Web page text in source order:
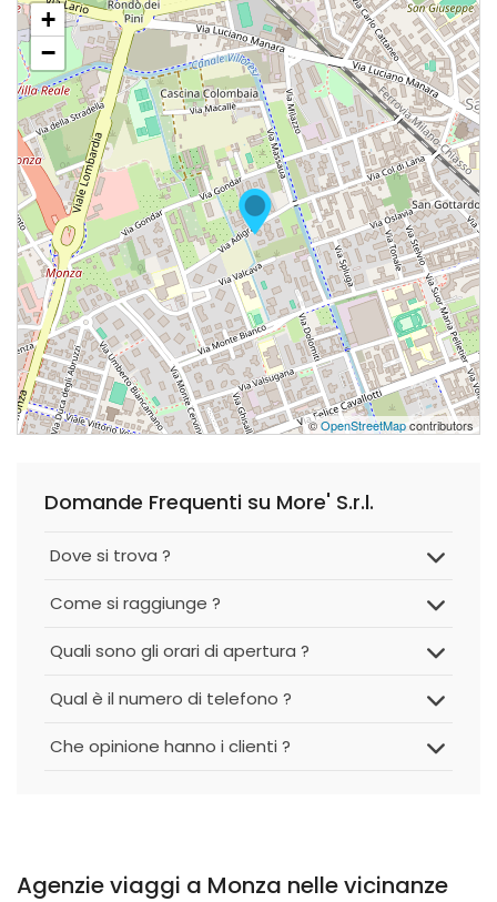
+
−
©OpenStreetMapcontributors
Domande Frequenti su More' S.r.l.
Dove si trova ?
Come si raggiunge ?
Quali sono gli orari di apertura ?
Qual è il numero di telefono ?
Che opinione hanno i clienti ?
Agenzie viaggi a Monza nelle vicinanze